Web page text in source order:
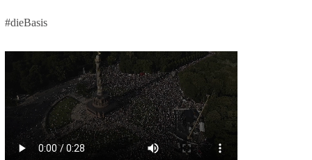
halt/
https://www.tiktok.com/@diebasis_sachsenanhalt
https://x.com/DieBasisLSA
https://www.youtube.com/dieBasisSachsenAnhalt
🟩🟩🟦🟦🟥🟥🟧🟧
Like, teile und kommentiere unsere Beiträge,
#dieBasis